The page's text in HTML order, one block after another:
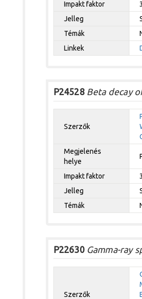
Impakt faktor
Jelleg
Témák
Linkek
P24528Beta decay
Szerzők
Megjelenés
helye
Impakt faktor
Jelleg
Témák
P22630Gamma-ray
Szerzők